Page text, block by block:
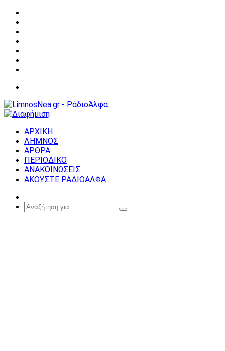
ΑΡΧΙΚΗ
ΛΗΜΝΟΣ
ΑΡΘΡΑ
ΠΕΡΙΟΔΙΚΟ
ΑΝΑΚΟΙΝΩΣΕΙΣ
ΑΚΟΥΣΤΕ ΡΑΔΙΟΑΛΦΑ
Article
Αναζήτηση